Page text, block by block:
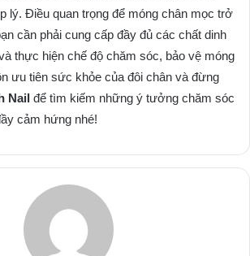
lý. Điều quan trọng để móng chân mọc trở
cần phải cung cấp đầy đủ các chất dinh
thực hiện chế độ chăm sóc, bảo vệ móng
ưu tiên sức khỏe của đôi chân và đừng
Nail để tìm kiếm những ý tưởng chăm sóc
cảm hứng nhé!